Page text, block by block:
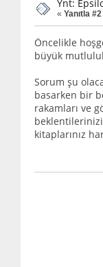
Ynt:
« Yanıtla #2
Öncelikle
büyük
Sorum şu
basarken bir
rakamları ve
kitaplarınız